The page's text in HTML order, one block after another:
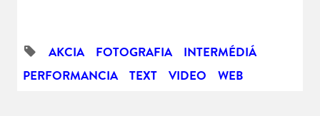
AKCIA FOTOGRAFIA
INTERMÉDIÁ
PERFORMANCIA
TEXT VIDEO WEB